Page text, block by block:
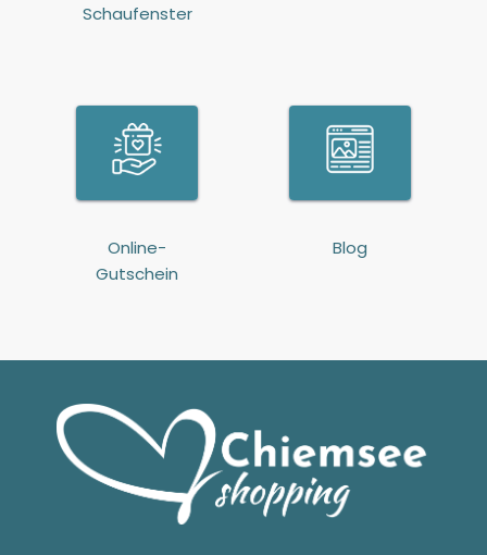
Schaufenster
Online-
Gutschein
Blog